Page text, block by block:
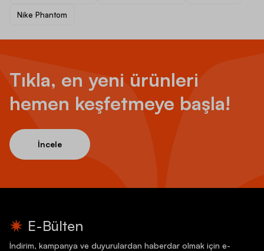
Nike Phantom
Tıkla, en yeni ürünleri
hemen keşfetmeye başla!
İncele
E-Bülten
İndirim, kampanya ve duyurulardan haberdar olmak için e-